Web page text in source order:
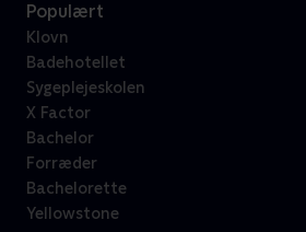
Populært
Klovn
Badehotellet
Sygeplejeskolen
X Factor
Bachelor
Forræder
Bachelorette
Yellowstone